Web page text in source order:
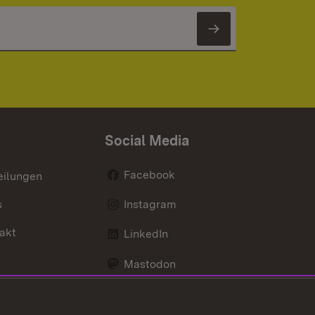
Newsletter
Social Media
Facebook
Instagram
LinkedIn
Mastodon